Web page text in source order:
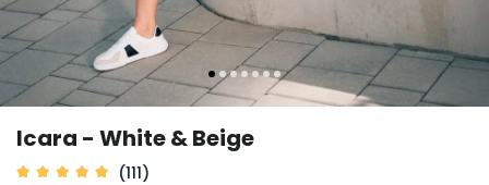
Icara - White & Beige
(111)